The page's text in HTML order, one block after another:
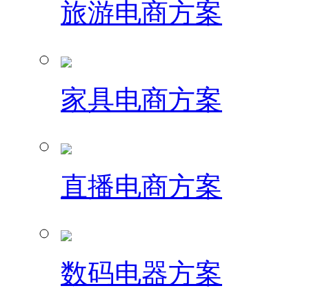
旅游电商方案
家具电商方案
直播电商方案
数码电器方案